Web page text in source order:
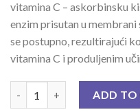
vitamina C – askorbinsku
enzim prisutan u
se postupno, rezultirajući
vitamina C i produljenim
ADD TO